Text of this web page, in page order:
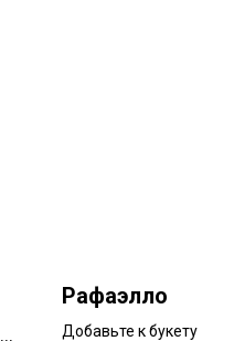
Рафаэлло
Добавьте к букету